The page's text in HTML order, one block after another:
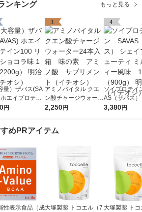
ンキング もっと見る
量）ザバス(SA
リッチショコラ
円
3
アミノバイタル クエ
ン酸チャージウォータ
ー24本入箱 味の
2,250円
4
ソイプロテ
AS（ザバス
プ＆ビューテ
3,380円
めPRアイテム
性表示食品（成大塚製薬 トコエル（7 大塚製薬 ト